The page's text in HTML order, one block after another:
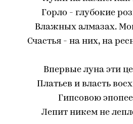
Горло - глубокие
Влажных алмазах.
Счастья - на них, на
Впервые луна эти
Платьев и власть
Гипсовою
Лепит никем не